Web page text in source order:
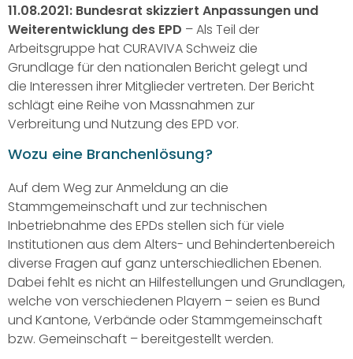
11.08.2021: Bundesrat skizziert Anpassungen und
Weiterentwicklung des EPD – Als Teil der
Arbeitsgruppe hat CURAVIVA Schweiz die
Grundlage für den nationalen Bericht gelegt und
die Interessen ihrer Mitglieder vertreten. Der Bericht
schlägt eine Reihe von Massnahmen zur
Verbreitung und Nutzung des EPD vor.
Wozu eine Branchenlösung?
Auf dem Weg zur Anmeldung an die
Stammgemeinschaft und zur technischen
Inbetriebnahme des EPDs stellen sich für viele
Institutionen aus dem Alters- und Behindertenbereich
diverse Fragen auf ganz unterschiedlichen Ebenen.
Dabei fehlt es nicht an Hilfestellungen und Grundlagen,
welche von verschiedenen Playern – seien es Bund
und Kantone, Verbände oder Stammgemeinschaft
bzw. Gemeinschaft – bereitgestellt werden.